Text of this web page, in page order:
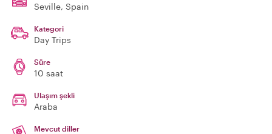
Seville, Spain
Kategori
Day Trips
Süre
10 saat
Ulaşım şekli
Araba
Mevcut diller